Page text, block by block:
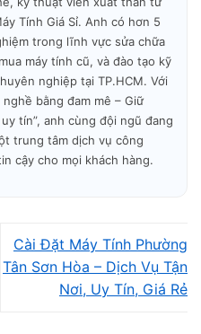
nhanh trong ngày.
không phát sinh phí.
ngày.
Tính Giá Sỉ. Anh có hơn 5
trong lĩnh vực sửa chữa
máy tính cũ, và đào tạo kỹ
nghiệp tại TP.HCM. Với
nghề bằng đam mê – Giữ
tín”, anh cùng đội ngũ đang
trung tâm dịch vụ công
cậy cho mọi khách hàng.
Cài Đặt Máy Tính Phường
Tân Sơn Hòa – Dịch Vụ Tận
Nơi, Uy Tín, Giá Rẻ